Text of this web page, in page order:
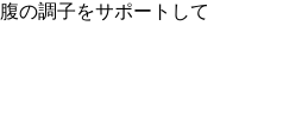
の調子をサポートして